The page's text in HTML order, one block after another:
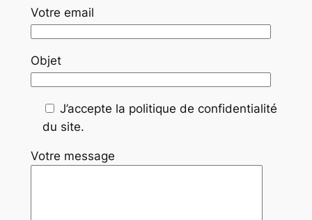
Votre email
Objet
J’accepte la politique de confidentialité
du site.
Votre message